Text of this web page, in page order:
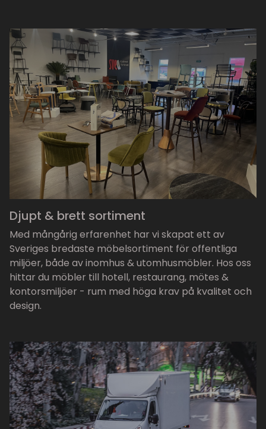
Djupt & brett sortiment
Med mångårig erfarenhet har vi skapat ett av
Sveriges bredaste möbelsortiment för offentliga
miljöer, både av inomhus & utomhusmöbler. Hos oss
hittar du möbler till hotell, restaurang, mötes &
kontorsmiljöer - rum med höga krav på kvalitet och
design.